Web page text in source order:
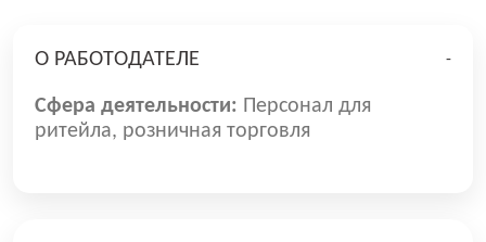
О РАБОТОДАТЕЛЕ -
Сфера деятельности: Персонал для
ритейла, розничная торговля